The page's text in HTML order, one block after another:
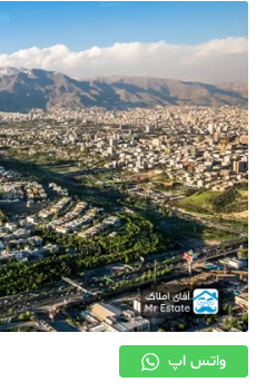
دکوراسیون
صنعت ساختمان
محله گردی
معماری
ملکی
همایش و نمایشگاه
واتس اپ